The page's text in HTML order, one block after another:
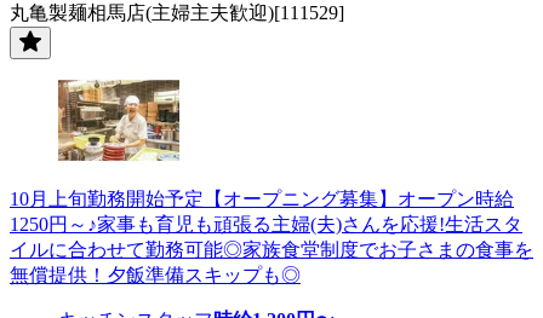
丸亀製麺相馬店(主婦主夫歓迎)[111529]
10月上旬勤務開始予定【オープニング募集】オープン時給
1250円～♪家事も育児も頑張る主婦(夫)さんを応援!生活スタ
イルに合わせて勤務可能◎家族食堂制度でお子さまの食事を
無償提供！夕飯準備スキップも◎